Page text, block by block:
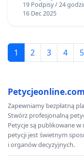
19 Podpisy / 24
16 Dec 2025
1 2 3 4 5
Petycjeonline.com
Zapewniamy bezpłatną
Stwórz profesjonalną
Petycje są publikowane
petycji jest świetnym
i organów decyzyjnych.